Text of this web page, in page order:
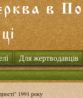
Для жертводавців
1991 року